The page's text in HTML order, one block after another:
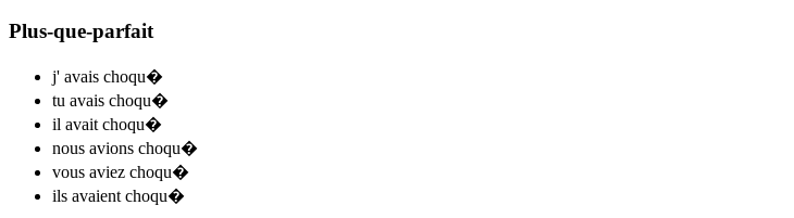
Plus-que-parfait
j' avais choqu�
tu avais choqu�
il avait choqu�
nous avions choqu�
vous aviez choqu�
ils avaient choqu�